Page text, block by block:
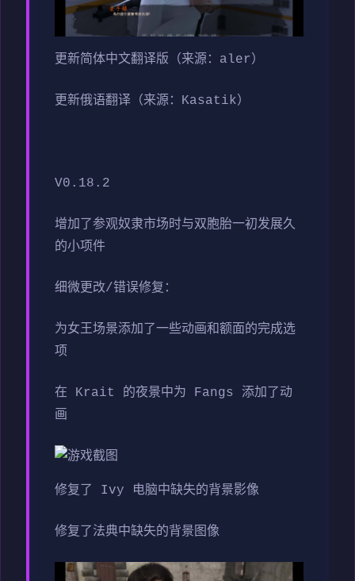
更新简体中文翻译版（来源：aler）
更新俄语翻译（来源：Kasatik）
V0.18.2
增加了参观奴隶市场时与双胞胎一初发展久
的小项件
细微更改/错误修复：
为女王场景添加了一些动画和额面的完成选
项
在 Krait 的夜景中为 Fangs 添加了动
画
修复了 Ivy 电脑中缺失的背景影像
修复了法典中缺失的背景图像